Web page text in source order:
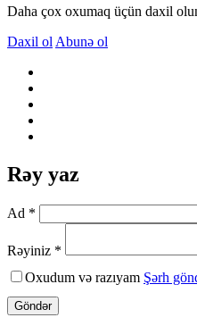
Daha çox oxumaq üçün daxil
Daxil ol Abunə ol
Rəy yaz
Ad *
Rəyiniz *
Oxudum və razıyam Şərh
Göndər